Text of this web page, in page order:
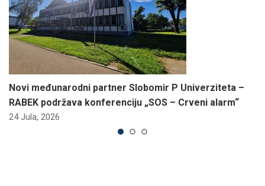
Novi međunarodni partner Slobomir P Univerziteta –
RABEK podržava konferenciju „SOS – Crveni alarm“
24 Jula, 2026